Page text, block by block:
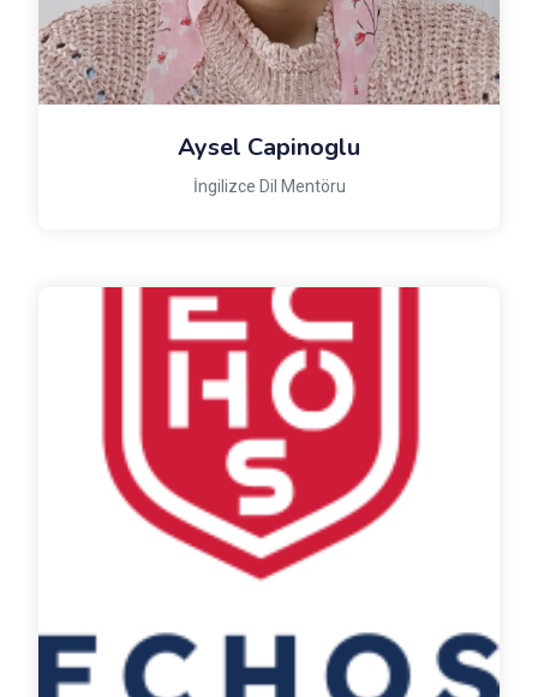
Aysel Capinoglu
İngilizce Dil Mentöru